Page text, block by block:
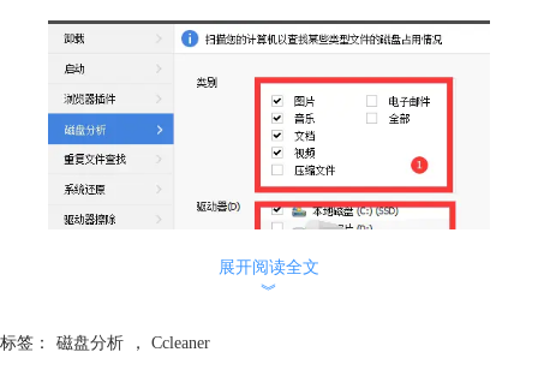
展开阅读全文
︾
标签： 磁盘分析 ， Ccleaner